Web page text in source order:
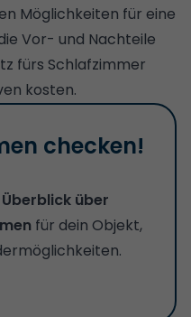
Möglichkeiten für eine
Vor- und Nachteile
fürs Schlafzimmer
kosten.
checken!
Überblick über
für dein Objekt,